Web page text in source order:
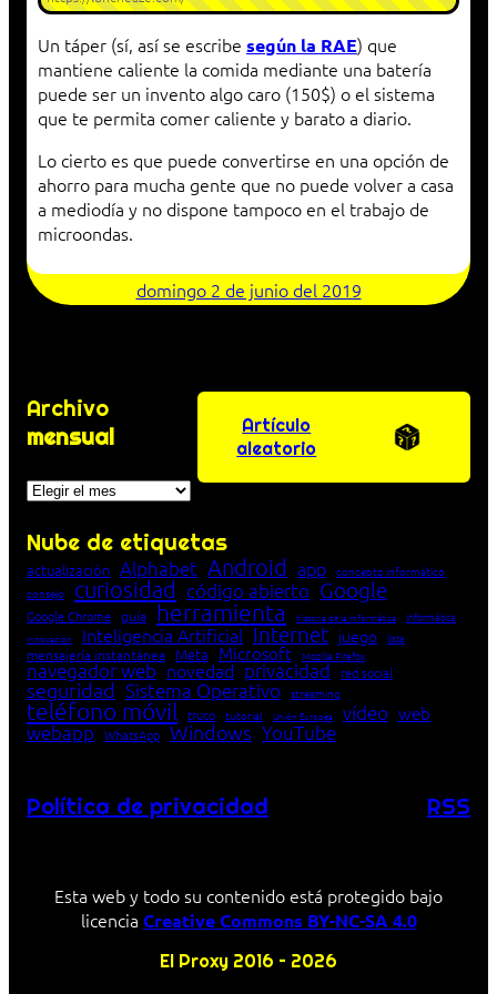
Un táper (sí, así se escribe según la RAE) que
mantiene caliente la comida mediante una batería
puede ser un invento algo caro (150$) o el sistema
que te permita comer caliente y barato a diario.
Lo cierto es que puede convertirse en una opción de
ahorro para mucha gente que no puede volver a casa
a mediodía y no dispone tampoco en el trabajo de
microondas.
domingo 2 de junio del 2019
Archivo
mensual
Archivos
Artículo
aleatorio
Nube de etiquetas
actualización Alphabet Android app concepto informático
consejo
curiosidad código abierto Google
Google Chrome guía herramienta historia de la Informática Informática
innovación Inteligencia Artificial Internet juego lista
mensajería instantánea Meta Microsoft Mozilla Firefox
navegador web novedad privacidad red social
seguridad Sistema Operativo streaming
teléfono móvil truco tutorial Unión Europea vídeo web
webapp WhatsApp Windows YouTube
Política de privacidad RSS
Esta web y todo su contenido está protegido bajo
licencia Creative Commons BY-NC-SA 4.0
El Proxy 2016 – 2026